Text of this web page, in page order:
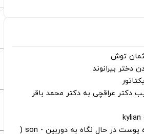
‌توش
دختر بیرانوند
دکتر عراقچی به دکتر محمد باقر
دانلود قالب مرد سیاه پوست در حال نگاه به دوربین - son (